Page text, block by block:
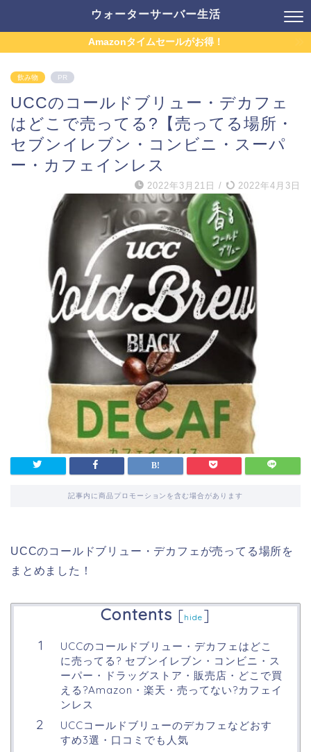
ウォーターサーバー生活
Amazonタイムセールがお得！
飲み物 PR
UCCのコールドブリュー・デカフェ
はどこで売ってる?【売ってる場所・
セブンイレブン・コンビニ・スーパ
ー・カフェインレス
2022年3月21日 / 2022年4月3日
記事内に商品プロモーションを含む場合があります
UCCのコールドブリュー・デカフェが売ってる場所を
まとめました！
Contents [hide ]
UCCのコールドブリュー・デカフェはどこ
に売ってる? セブンイレブン・コンビニ・ス
ーパー・ドラッグストア・販売店・どこで買
える?Amazon・楽天・売ってない?カフェイ
ンレス
UCCコールドブリューのデカフェなどおす
すめ3選・口コミでも人気